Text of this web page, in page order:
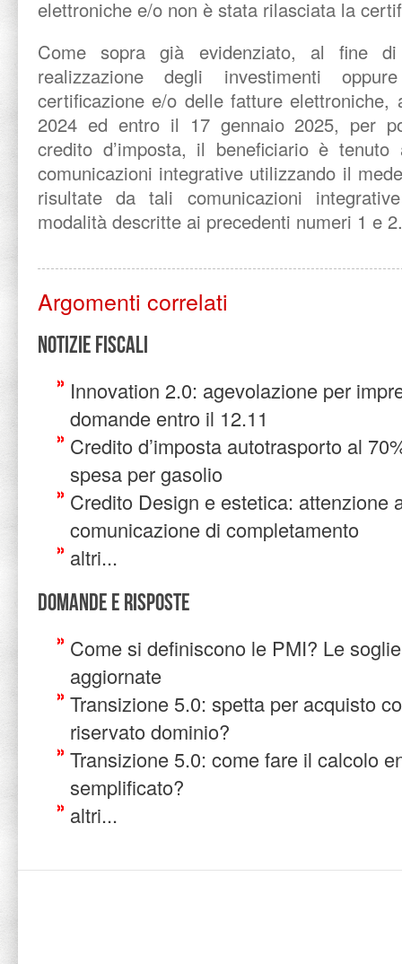
elettroniche e/o non è stata rilasciata la
Come sopra già evidenziato, al fine di
realizzazione degli investimenti
certificazione e/o delle fatture
2024 ed entro il 17 gennaio 2025, per
credito d’imposta, il beneficiario è
comunicazioni integrative utilizzando il
risultate da tali comunicazioni
modalità descritte ai precedenti numeri 1 e 2.
Argomenti correlati
Notizie Fiscali
Innovation 2.0: agevolazione per
domande entro il 12.11
Credito d’imposta autotrasporto al
spesa per gasolio
Credito Design e estetica: attenzione
comunicazione di completamento
altri...
Domande e risposte
Come si definiscono le PMI? Le
aggiornate
Transizione 5.0: spetta per acquisto
riservato dominio?
Transizione 5.0: come fare il calcolo
semplificato?
altri...